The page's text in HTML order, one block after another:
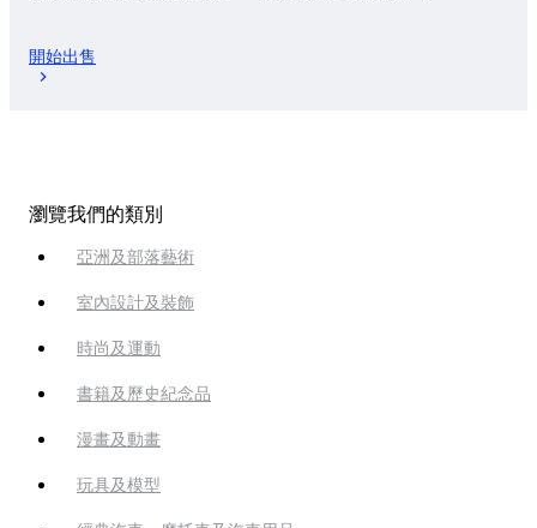
開始出售
瀏覽我們的類別
亞洲及部落藝術
室內設計及裝飾
時尚及運動
書籍及歷史紀念品
漫畫及動畫
玩具及模型